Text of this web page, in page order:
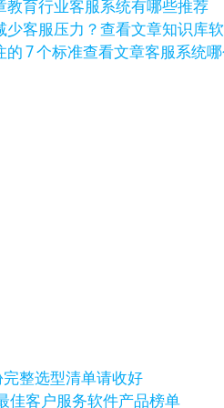
教育行业客服系统有哪些推荐
查看文章知识库
查看文章客服系统
整选型清单请收好
佳客户服务软件产品榜单